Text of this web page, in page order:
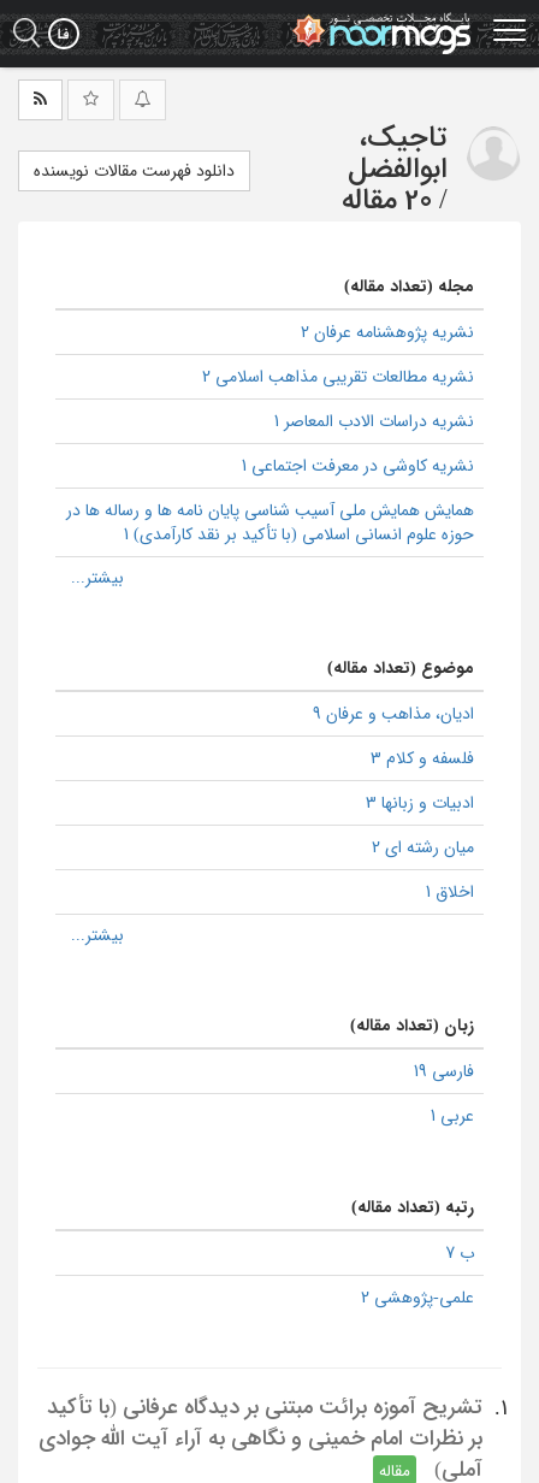
Skip
to
main
تاجیک،
ابوالفضل
/ 20 مقاله
دانلود فهرست مقالات نویسنده
مجله (تعداد مقاله)
نشریه پژوهشنامه عرفان 2
نشریه مطالعات تقریبی مذاهب اسلامی 2
نشریه دراسات الادب المعاصر 1
نشریه کاوشی در معرفت اجتماعی 1
همایش همایش ملی آسیب شناسی پایان نامه ها و رساله ها در
حوزه علوم انسانی اسلامی (با تأکید بر نقد کارآمدی) 1
موضوع (تعداد مقاله)
ادیان، مذاهب و عرفان 9
فلسفه و کلام 3
ادبیات و زبانها 3
میان رشته ای 2
اخلاق 1
زبان (تعداد مقاله)
فارسی 19
عربی 1
رتبه (تعداد مقاله)
ب 7
علمی-پژوهشی 2
1.
تشریح آموزه برائت مبتنی بر دیدگاه عرفانی (با تأکید
بر نظرات امام خمینی و نگاهی به آراء آیت الله جوادی
آملی)
مقاله